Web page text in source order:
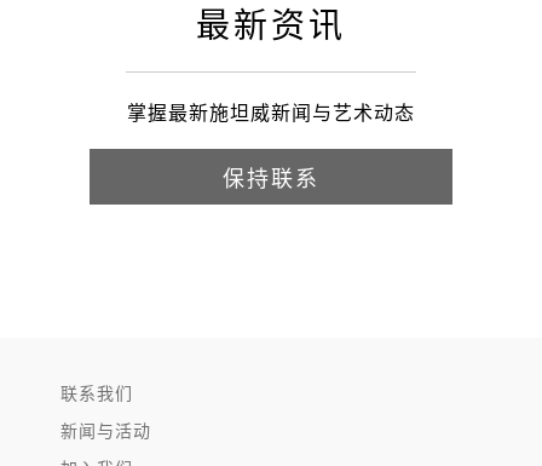
最新资讯
掌握最新施坦威新闻与艺术动态
保持联系
联系我们
新闻与活动